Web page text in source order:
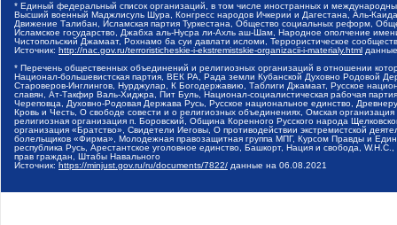
* Единый федеральный список организаций, в том числе иностранных и
Высший военный Маджлисуль Шура, Конгресс народов Ичкерии и Дагестана, Аль-
Движение Талибан, Исламская партия Туркестана, Общество социальных реформ,
Исламское государство, Джабха аль-Нусра ли-Ахль аш-Шам, Народное ополчение
Чистопольский Джамаат, Рохнамо ба суи давлати исломи, Террористическое
Источник: http://nac.gov.ru/terroristicheskie-i-ekstremistskie-organizacii-i-materialy.html
* Перечень общественных объединений и религиозных организаций в отношении
Национал-большевистская партия, ВЕК РА, Рада земли Кубанской Духовно Родовой
Староверов-Инглингов, Нурджулар, К Богодержавию, Таблиги Джамаат, Русское
славян, Ат-Такфир Валь-Хиджра, Пит Буль, Национал-социалистическая рабочая
Череповца, Духовно-Родовая Держава Русь, Русское национальное единство,
Кровь и Честь, О свободе совести и о религиозных объединениях, Омская
религиозная организация п. Боровский, Община Коренного Русского народа
организация «Братство», Свидетели Иеговы, О противодействии экстремистской
болельщиков «Фирма», Молодежная правозащитная группа МПГ, Курсом Правды и
республика Русь, Арестантское уголовное единство, Башкорт, Нация и свобода,
прав граждан, Штабы Навального
Источник: https://minjust.gov.ru/ru/documents/7822/ данные на 06.08.2021